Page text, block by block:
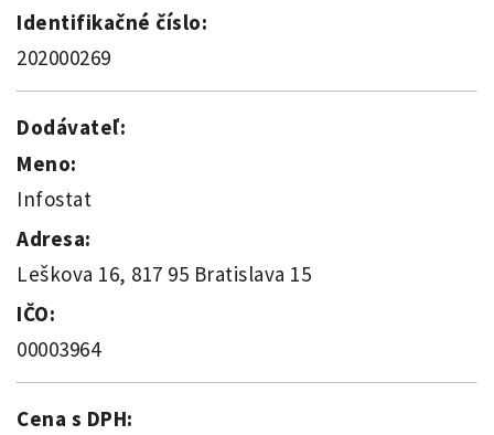
Identifikačné číslo:
202000269
Dodávateľ:
Meno:
Infostat
Adresa:
Leškova 16, 817 95 Bratislava 15
IČO:
00003964
Cena s DPH: